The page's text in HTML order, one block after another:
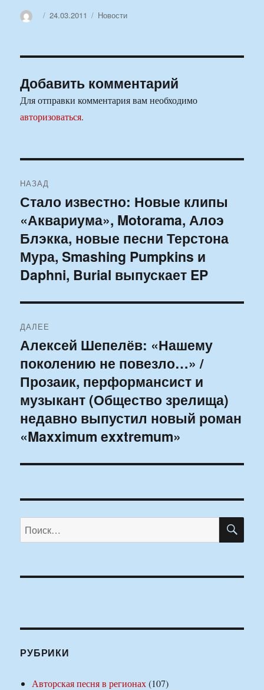
АвторОпубликовано
24.03.2011 Рубрики
Новости
Добавить комментарий
Для отправки комментария вам необходимо
авторизоваться.
по
записям
НАЗАД
Предыдущая
запись:
Стало известно: Новые клипы
«Аквариума», Motorama, Алоэ
Блэкка, новые песни Терстона
Мура, Smashing Pumpkins и
Daphni, Burial выпускает EP
ДАЛЕЕ
Следующая
запись:
Алексей Шепелёв: «Нашему
поколению не повезло…» /
Прозаик, перформансист и
музыкант (Общество зрелища)
недавно выпустил новый роман
«Maxximum exxtremum»
Искать:
РУБРИКИ
Авторская песня в регионах(107)